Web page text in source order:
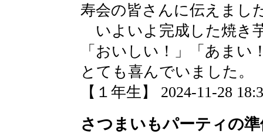
寿会の皆さんに伝えまし
いよいよ完成した焼き
「おいしい！」「あま
とても喜んでいました。
【１年生】 2024-11-28
さつまいもパーティの